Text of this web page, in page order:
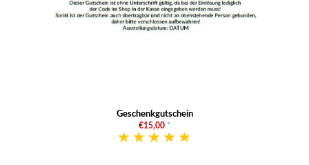
Geschenkgutschein
€15,00 *